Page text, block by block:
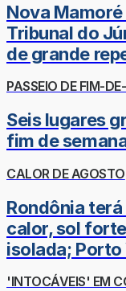
Nova Mamoré
Tribunal do
de grande
PASSEIO DE FIM-
Seis lugares
fim de
CALOR DE AGOSTO
Rondônia
calor, sol
isolada; Porto
'INTOCÁVEIS' EM